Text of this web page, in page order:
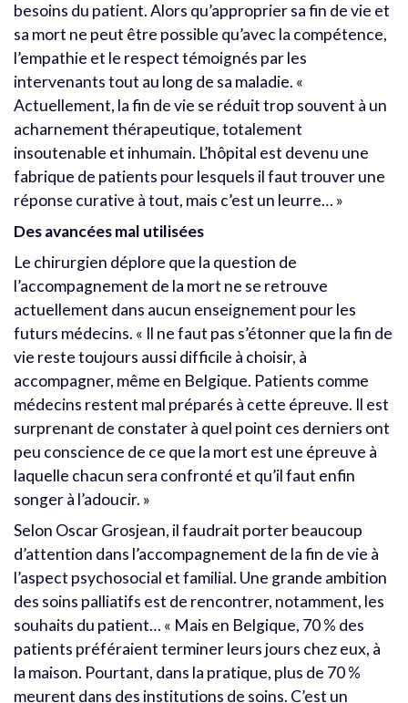
besoins du patient. Alors qu’approprier sa fin de vie et
sa mort ne peut être possible qu’avec la compétence,
l’empathie et le respect témoignés par les
intervenants tout au long de sa maladie. «
Actuellement, la fin de vie se réduit trop souvent à un
acharnement thérapeutique, totalement
insoutenable et inhumain. L’hôpital est devenu une
fabrique de patients pour lesquels il faut trouver une
réponse curative à tout, mais c’est un leurre… »
Des avancées mal utilisées
Le chirurgien déplore que la question de
l’accompagnement de la mort ne se retrouve
actuellement dans aucun enseignement pour les
futurs médecins. « Il ne faut pas s’étonner que la fin de
vie reste toujours aussi difficile à choisir, à
accompagner, même en Belgique. Patients comme
médecins restent mal préparés à cette épreuve. Il est
surprenant de constater à quel point ces derniers ont
peu conscience de ce que la mort est une épreuve à
laquelle chacun sera confronté et qu’il faut enfin
songer à l’adoucir. »
Selon Oscar Grosjean, il faudrait porter beaucoup
d’attention dans l’accompagnement de la fin de vie à
l’aspect psychosocial et familial. Une grande ambition
des soins palliatifs est de rencontrer, notamment, les
souhaits du patient… « Mais en Belgique, 70 % des
patients préféraient terminer leurs jours chez eux, à
la maison. Pourtant, dans la pratique, plus de 70 %
meurent dans des institutions de soins. C’est un